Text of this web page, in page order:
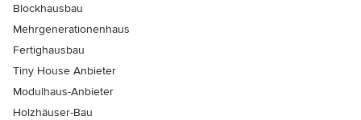
Blockhausbau
Mehrgenerationenhaus
Fertighausbau
Tiny House Anbieter
Modulhaus-Anbieter
Holzhäuser-Bau